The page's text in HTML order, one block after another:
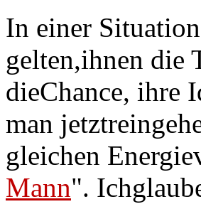
In einer
gelten,ihnen die
dieChance, ihre
man
gleichen
Mann".